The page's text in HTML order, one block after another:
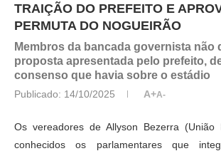
TRAIÇÃO DO PREFEITO E
PERMUTA DO NOGUEIRÃO
Membros da bancada governista não
proposta apresentada pelo prefeito,
consenso que havia sobre o estádio
Publicado: 14/10/2025 A+A-
Os vereadores de Allyson Bezerra (União
conhecidos os parlamentares que